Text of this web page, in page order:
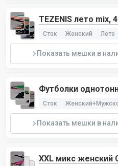
TEZENIS лето mix,
Сток Женский Лето
Показать мешки в
Футболки
Сток
Показать мешки в
XXL микс женский